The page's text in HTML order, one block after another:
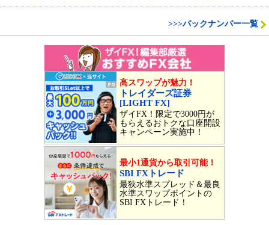
>>>バックナンバー一覧
高スワップが魅力！
トレイダーズ証券
[LIGHT FX]
ザイFX！限定で3000円が
もらえるおトクな口座開設
キャンペーン実施中！
最小1通貨から取引可能！
SBI FXトレード
最狭水準スプレッド＆最良
水準スワップポイントの
SBI FXトレード！